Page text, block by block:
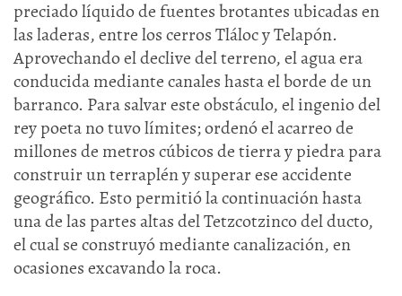
preciado líquido de fuentes brotantes ubicadas en
las laderas, entre los cerros Tláloc y Telapón.
Aprovechando el declive del terreno, el agua era
conducida mediante canales hasta el borde de un
barranco. Para salvar este obstáculo, el ingenio del
rey poeta no tuvo límites; ordenó el acarreo de
millones de metros cúbicos de tierra y piedra para
construir un terraplén y superar ese accidente
geográfico. Esto permitió la continuación hasta
una de las partes altas del Tetzcotzinco del ducto,
el cual se construyó mediante canalización, en
ocasiones excavando la roca.